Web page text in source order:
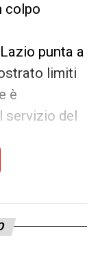
colpo
punta a
limiti
è
servizio del
del via
è chiara: